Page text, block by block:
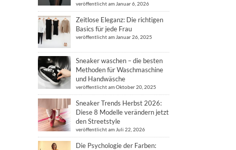
veröffentlicht am Januar 6, 2026
Zeitlose Eleganz: Die richtigen
Basics für jede Frau
veröffentlicht am Januar 26, 2025
Sneaker waschen – die besten
Methoden für Waschmaschine
und Handwäsche
veröffentlicht am Oktober 20, 2025
Sneaker Trends Herbst 2026:
Diese 8 Modelle verändern jetzt
den Streetstyle
veröffentlicht am Juli 22, 2026
Die Psychologie der Farben: